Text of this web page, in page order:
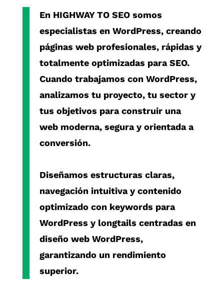
En HIGHWAY TO SEOsomos
especialistas en WordPress, creando
páginas web profesionales, rápidas y
totalmente optimizadas para SEO.
Cuando trabajamos con WordPress,
analizamos tu proyecto, tu sector y
tus objetivos para construir una
web moderna, segura y orientada a
conversión.
Diseñamos estructuras claras,
navegación intuitiva y contenido
optimizado con keywords para
WordPress y longtails centradas en
diseño web WordPress,
garantizando un rendimiento
superior.